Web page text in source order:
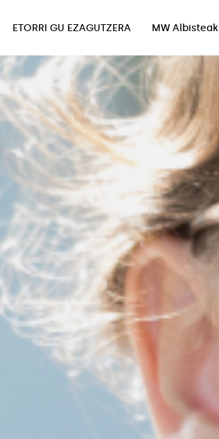
ETORRI GU EZAGUTZERA
MW Albisteak